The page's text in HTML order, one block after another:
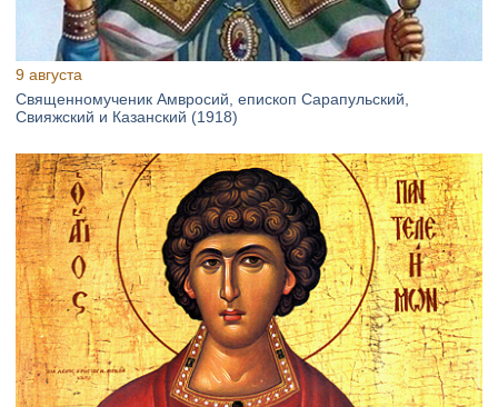
9 августа
Священномученик Амвросий, епископ Сарапульский,
Свияжский и Казанский (1918)